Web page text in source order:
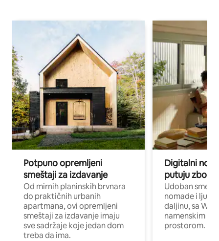
Potpuno opremljeni
smeštaji za izdavanje
Od mirnih planinskih brvnara
do praktičnih urbanih
apartmana, ovi opremljeni
smeštaji za izdavanje imaju
sve sadržaje koje jedan dom
treba da ima.
Digitalni
putuju zbog
Udoban
nomade i ljude
daljinu, sa Wi-
namenskim
prostorom.